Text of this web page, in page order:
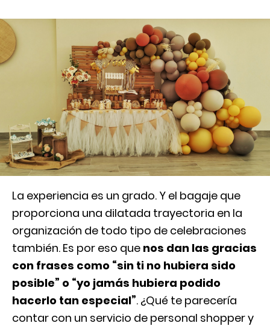
La experiencia es un grado. Y el bagaje que
proporciona una dilatada trayectoria en la
organización de todo tipo de celebraciones
también. Es por eso que nos dan las gracias
con frases como “sin ti no hubiera sido
posible” o “yo jamás hubiera podido
hacerlo tan especial”. ¿Qué te parecería
contar con un servicio de personal shopper y